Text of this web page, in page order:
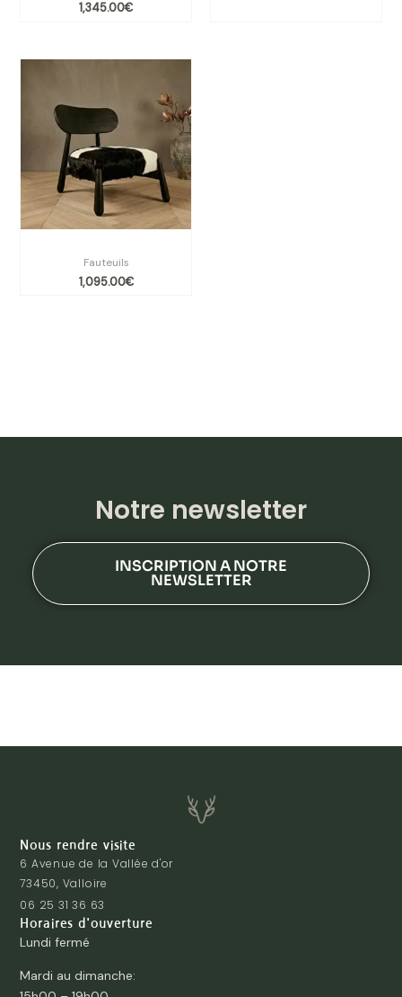
1,345.00€
Fauteuils
1,095.00€
Notre newsletter
INSCRIPTION A NOTRE
NEWSLETTER
Nous rendre visite
6 Avenue de la Vallée d'or
73450, Valloire
06 25 31 36 63
Horaires d'ouverture
Lundi fermé
Mardi au dimanche: